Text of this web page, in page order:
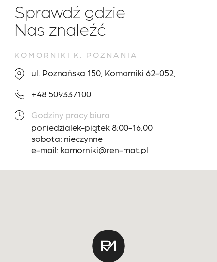
Sprawdź gdzie
Nas znaleźć
KOMORNIKI K. POZNANIA
ul. Poznańska 150, Komorniki 62-052,
+48 509337100
Godziny pracy biura
poniedzialek-piątek 8:00-16.00
sobota: nieczynne
e-mail: komorniki@ren-mat.pl